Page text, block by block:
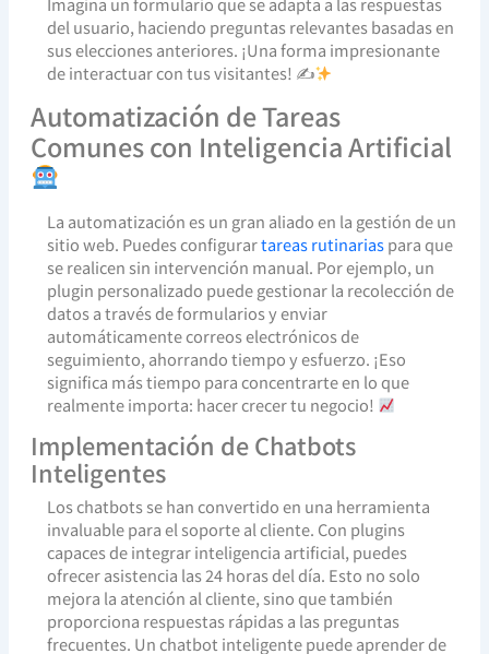
del usuario, haciendo preguntas relevantes basadas en
sus elecciones anteriores. ¡Una forma impresionante
de interactuar con tus visitantes! ✍
Automatización de Tareas
Comunes con Inteligencia Artificial
La automatización es un gran aliado en la gestión de un
sitio web. Puedes configurartareas rutinariaspara que
se realicen sin intervención manual. Por ejemplo, un
plugin personalizado puede gestionar la recolección de
datos a través de formularios y enviar
automáticamente correos electrónicos de
seguimiento, ahorrando tiempo y esfuerzo. ¡Eso
significa más tiempo para concentrarte en lo que
realmente importa: hacer crecer tu negocio!
Implementación de Chatbots
Inteligentes
Los chatbots se han convertido en una herramienta
invaluable para el soporte al cliente. Con plugins
capaces de integrar inteligencia artificial, puedes
ofrecer asistencia las 24 horas del día. Esto no solo
mejora la atención al cliente, sino que también
proporciona respuestas rápidas a las preguntas
frecuentes. Un chatbot inteligente puede aprender de